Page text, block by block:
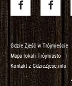
Gdzie Zjeść w Trójmieście
Mapa lokali Trójmiasto
|
Kontakt z GdzieZjesc.info